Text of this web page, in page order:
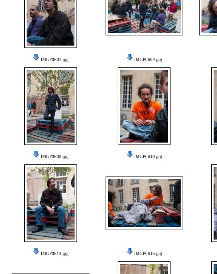
IMGP0602.jpg IMGP0604.jpg
IMGP0608.jpg IMGP0610.jpg
IMGP0613.jpg IMGP0615.jpg